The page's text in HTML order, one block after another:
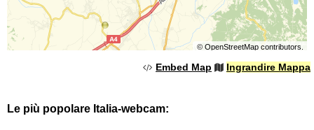
© OpenStreetMapcontributors.
Embed Map Ingrandire Mappa
Le più popolare Italia-webcam: